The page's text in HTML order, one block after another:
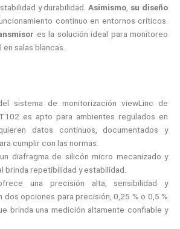
y durabilidad.Asimismo su diseño
continuo en entornos críticos.
es la solución ideal para monitoreo
salas blancas.
sistema de monitorización viewLinc de
es apto para ambientes regulados en
datos continuos, documentados y
cumplir con las normas.
diafragma de silicón micro mecanizado y
brinda repetibilidad y estabilidad.
una precisión alta, sensibilidad y
dos opciones para precisión, 0,25 % o 0,5 %
brinda una medición altamente confiable y